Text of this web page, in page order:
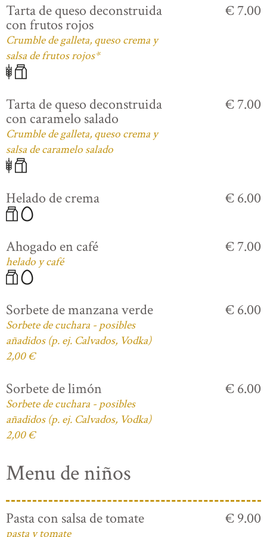
Tarta de queso deconstruida
con frutos rojos
Crumble de galleta, queso crema y
salsa de frutos rojos*
€ 7.00
Tarta de queso deconstruida
con caramelo salado
Crumble de galleta, queso crema y
salsa de caramelo salado
€ 7.00
Helado de crema € 6.00
Ahogado en café
helado y café
€ 7.00
Sorbete de manzana verde
Sorbete de cuchara - posibles
añadidos (p. ej. Calvados, Vodka)
2,00 €
€ 6.00
Sorbete de limón
Sorbete de cuchara - posibles
añadidos (p. ej. Calvados, Vodka)
2,00 €
€ 6.00
Menu de niños
Pasta con salsa de tomate
pasta y tomate
€ 9.00